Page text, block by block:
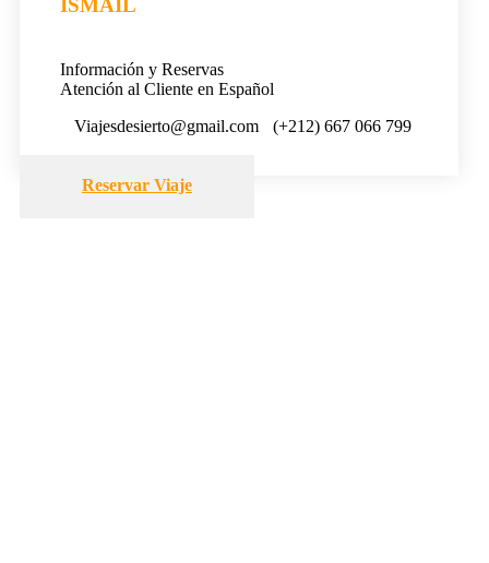
ISMAIL
Información y Reservas
Atención al Cliente en Español
Viajesdesierto@gmail.com
(+212) 667 066 799
Reservar Viaje